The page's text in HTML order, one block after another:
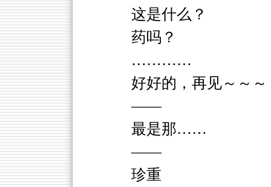
这是什么？
药吗？
…………
好好的，再见～～～
——
最是那……
——
珍重